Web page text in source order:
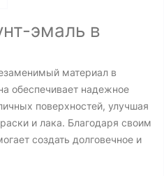
эмаль в
материал в
обеспечивает надежное
поверхностей, улучшая
и лака. Благодаря своим
создать долговечное и